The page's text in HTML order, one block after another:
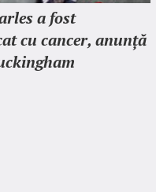
a fost
cu cancer, anunță